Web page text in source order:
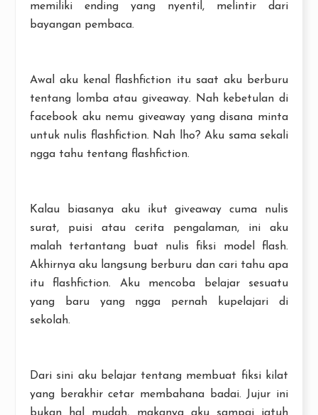
memiliki ending yang nyentil, melintir dari
bayangan pembaca.
Awal aku kenal flashfiction itu saat aku berburu
tentang lomba atau giveaway. Nah kebetulan di
facebook aku nemu giveaway yang disana minta
untuk nulis flashfiction. Nah lho? Aku sama sekali
ngga tahu tentang flashfiction.
Kalau biasanya aku ikut giveaway cuma nulis
surat, puisi atau cerita pengalaman, ini aku
malah tertantang buat nulis fiksi model flash.
Akhirnya aku langsung berburu dan cari tahu apa
itu flashfiction. Aku mencoba belajar sesuatu
yang baru yang ngga pernah kupelajari di
sekolah.
Dari sini aku belajar tentang membuat fiksi kilat
yang berakhir cetar membahana badai. Jujur ini